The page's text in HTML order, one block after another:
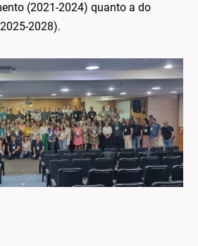
(2021-2024) quanto a do
2028).